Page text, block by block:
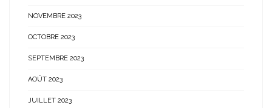
NOVEMBRE 2023
OCTOBRE 2023
SEPTEMBRE 2023
AOÛT 2023
JUILLET 2023